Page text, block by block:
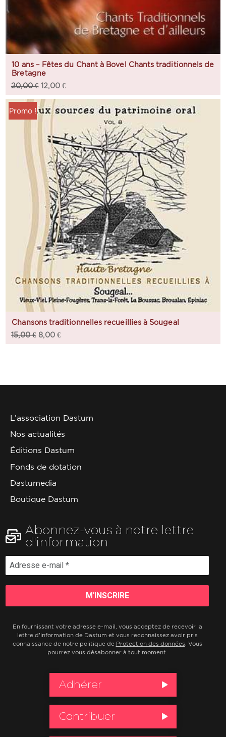
10 ans – Fêtes du Chant à Bovel Chants traditionnels de
Bretagne
20,00€ 12,00 €
Promo !
Chansons traditionnelles recueillies à Sougeal
15,00€ 8,00 €
L’association Dastum
Nos actualités
Éditions Dastum
Fonds de dotation
Dastumedia
Boutique Dastum
Abonnez-vous à notre lettre
d'information
En fournissant votre adresse e-mail, vous acceptez de recevoir la
lettre d'information de Dastum et vous reconnaissez avoir pris
connaissance de notre politique de Protection des données . Vous
pourrez vous désabonner à tout moment.
Adhérer
Contribuer